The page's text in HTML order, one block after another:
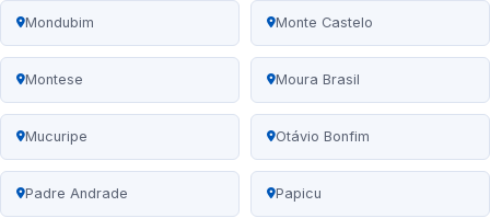
Mondubim Monte Castelo
Montese Moura Brasil
Mucuripe Otávio Bonfim
Padre Andrade Papicu